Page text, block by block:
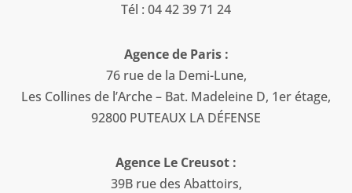
Tél : 04 42 39 71 24
Agence de Paris :
76 rue de la Demi-Lune,
Les Collines de l’Arche – Bat. Madeleine D, 1er étage,
92800 PUTEAUX LA DÉFENSE
Agence Le Creusot :
39B rue des Abattoirs,